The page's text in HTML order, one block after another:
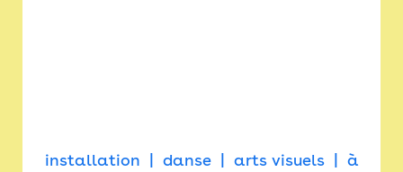
installation danse arts visuels
à